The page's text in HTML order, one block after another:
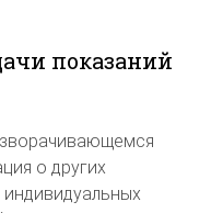
показаний
о других